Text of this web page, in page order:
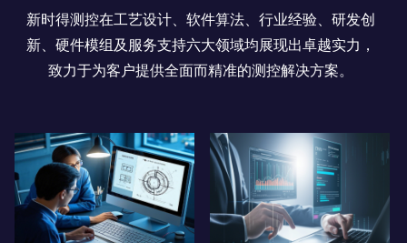
新时得测控在工艺设计、软件算法、行业经验、研发创
新、硬件模组及服务支持六大领域均展现出卓越实力，
致力于为客户提供全面而精准的测控解决方案。